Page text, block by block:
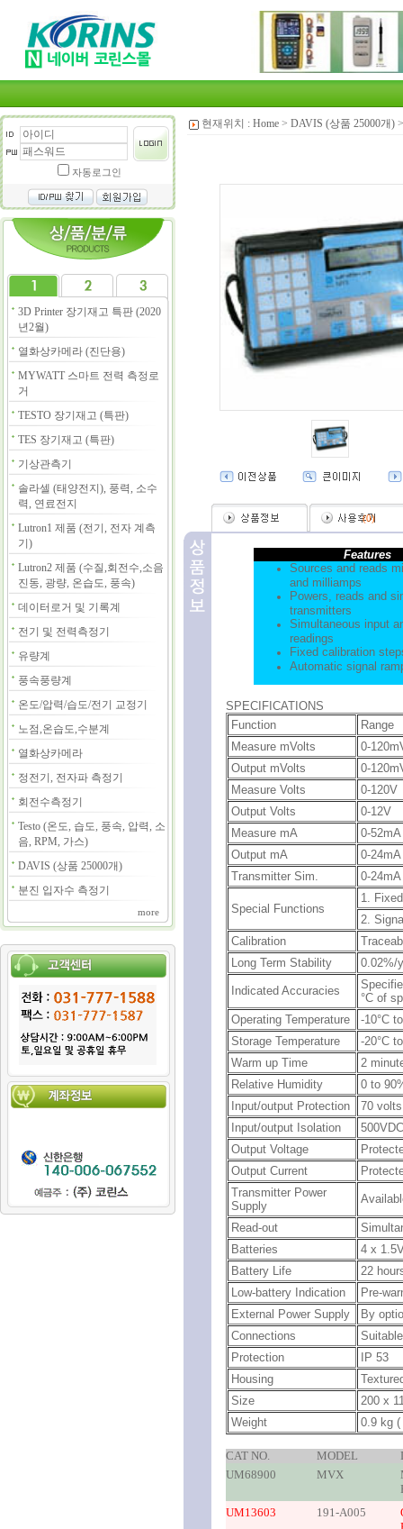
자동로그인
3D Printer 장기재고 특판 (2020
년2월)
열화상카메라 (진단용)
MYWATT 스마트 전력 측정로
거
TESTO 장기재고 (특판)
TES 장기재고 (특판)
기상관측기
솔라셀 (태양전지), 풍력, 소수
력, 연료전지
Lutron1 제품 (전기, 전자 계측
기)
Lutron2 제품 (수질,회전수,소음
진동, 광량, 온습도, 풍속)
데이터로거 및 기록계
전기 및 전력측정기
유량계
풍속풍량계
온도/압력/습도/전기 교정기
노점,온습도,수분계
열화상카메라
정전기, 전자파 측정기
회전수측정기
Testo (온도, 습도, 풍속, 압력, 소
음, RPM, 가스)
DAVIS (상품 25000개)
분진 입자수 측정기
more
현재위치 : Home > DAVIS (상품 25000개)
(0)
Features
Sources and reads
and milliamps
Powers, reads and
transmitters
Simultaneous input
readings
Fixed calibration
Automatic signal
SPECIFICATIONS
Function
Range
Measure mVolts
0-
Output mVolts
0-
Measure Volts
0-120V
Output Volts
0-12V
Measure mA
0-52mA
Output mA
0-24mA
Transmitter Sim.
0-24mA
Special Functions
1.
2.
Calibration
Long Term Stability
0.02%/
Indicated Accuracies
°C of
Operating Temperature
-10°C
Storage Temperature
-20°C
Warm up Time
2
Relative Humidity
0 to
Input/output Protection
70
Input/output Isolation
Output Voltage
Output Current
Transmitter Power
Supply
Read-out
Batteries
4 x
Battery Life
22
Low-battery Indication
Pre-
External Power Supply
By
Connections
Protection
IP 53
Housing
Size
200 x
Weight
0.9 kg (
CAT NO. MODEL
UM68900
MVX
UM13603
191-A005